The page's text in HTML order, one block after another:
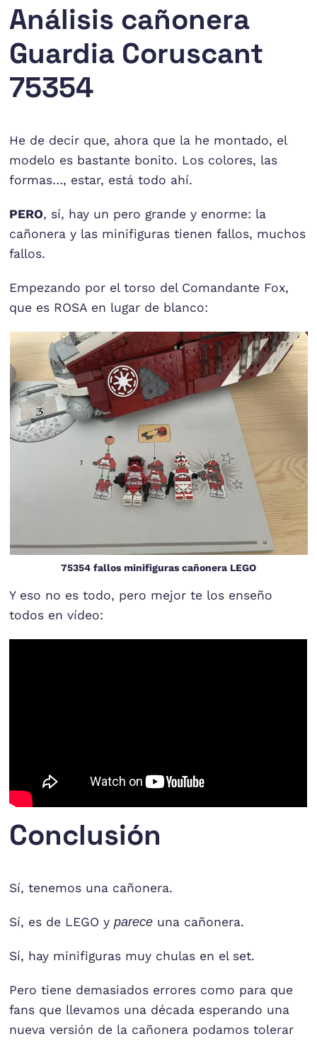
Análisis cañonera
Guardia Coruscant
75354
He de decir que, ahora que la he montado, el
modelo es bastante bonito. Los colores, las
formas…, estar, está todo ahí.
PERO, sí, hay un pero grande y enorme: la
cañonera y las minifiguras tienen fallos, muchos
fallos.
Empezando por el torso del Comandante Fox,
que es ROSA en lugar de blanco:
75354 fallos minifiguras cañonera LEGO
Y eso no es todo, pero mejor te los enseño
todos en vídeo:
Conclusión
Sí, tenemos una cañonera.
Sí, es de LEGO yparece una cañonera.
Sí, hay minifiguras muy chulas en el set.
Pero tiene demasiados errores como para que
fans que llevamos una década esperando una
nueva versión de la cañonera podamos tolerar